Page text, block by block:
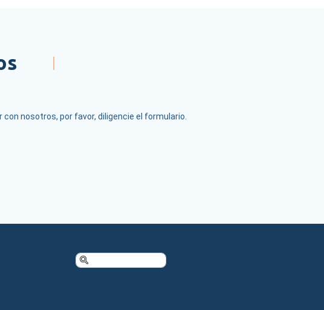
nosotros, por favor, diligencie el formulario.